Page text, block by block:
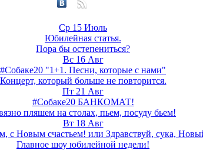
Ср 15 Июль
Юбилейная статья.
Пора бы остепениться?
Вс 16 Авг
#Собаке20 "1+1. Песни, которые с нами"
Концерт, который больше не повторится.
Пт 21 Авг
#Собаке20 БАНКОМАТ!
пляшем на столах, пьем, посуду бьем!
Вт 18 Авг
с Новым счастьем! или Здравствуй, сука,
Главное шоу юбилейной недели!